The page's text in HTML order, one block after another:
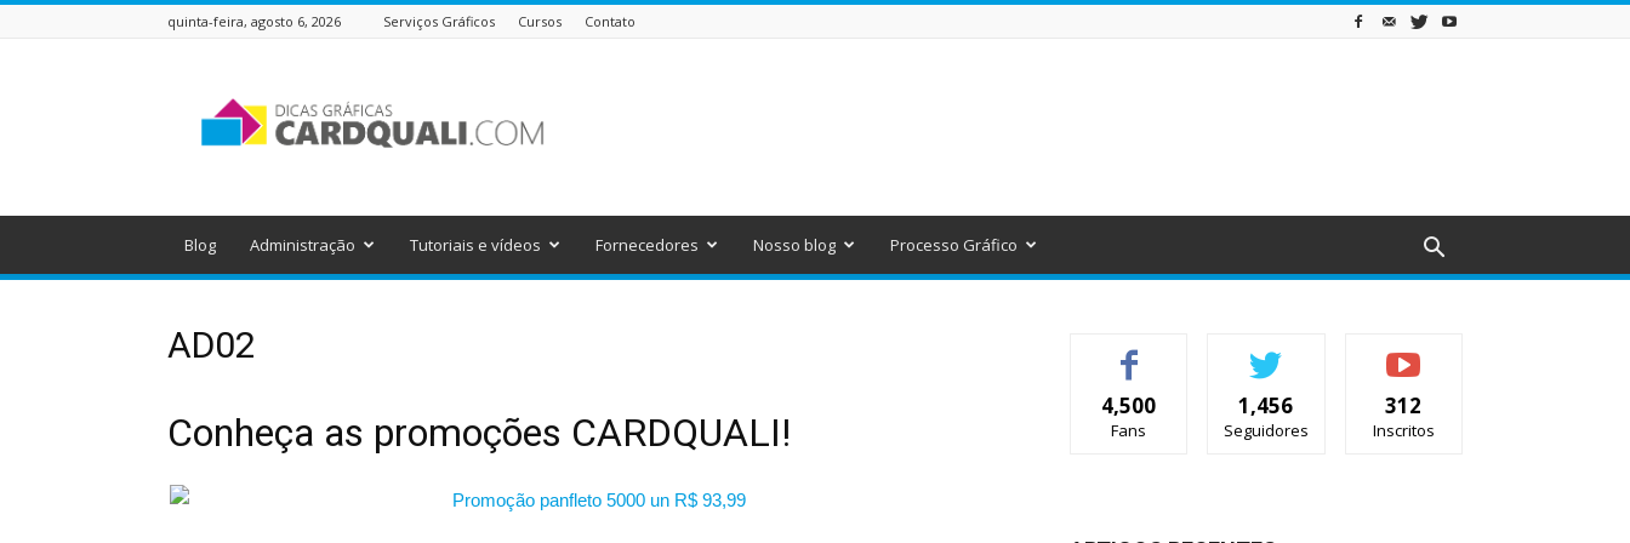
quinta-feira, agosto 6, 2026 Serviços Gráficos Cursos Contato
Gráficas
do
Blog Administração Tutoriais e vídeos Fornecedores Nosso blog Processo Gráfico
AD02
Conheça as promoções CARDQUALI!
4,500
Fans
1,456
Seguidores
312
Inscritos